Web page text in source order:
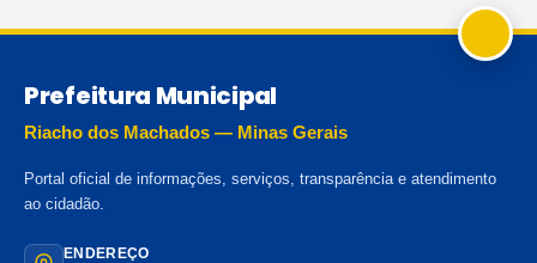
Prefeitura Municipal
Riacho dos Machados — Minas Gerais
Portal oficial de informações, serviços, transparência e atendimento
ao cidadão.
ENDEREÇO